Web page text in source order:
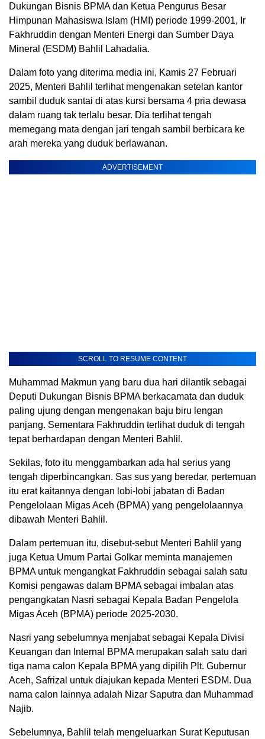
Dukungan Bisnis BPMA dan Ketua Pengurus Besar
Himpunan Mahasiswa Islam (HMI) periode 1999-2001, Ir
Fakhruddin dengan Menteri Energi dan Sumber Daya
Mineral (ESDM) Bahlil Lahadalia.
Dalam foto yang diterima media ini, Kamis 27 Februari
2025, Menteri Bahlil terlihat mengenakan setelan kantor
sambil duduk santai di atas kursi bersama 4 pria dewasa
dalam ruang tak terlalu besar. Dia terlihat tengah
memegang mata dengan jari tengah sambil berbicara ke
arah mereka yang duduk berlawanan.
ADVERTISEMENT
SCROLL TO RESUME CONTENT
Muhammad Makmun yang baru dua hari dilantik sebagai
Deputi Dukungan Bisnis BPMA berkacamata dan duduk
paling ujung dengan mengenakan baju biru lengan
panjang. Sementara Fakhruddin terlihat duduk di tengah
tepat berhardapan dengan Menteri Bahlil.
Sekilas, foto itu menggambarkan ada hal serius yang
tengah diperbincangkan. Sas sus yang beredar, pertemuan
itu erat kaitannya dengan lobi-lobi jabatan di Badan
Pengelolaan Migas Aceh (BPMA) yang pengelolaannya
dibawah Menteri Bahlil.
Dalam pertemuan itu, disebut-sebut Menteri Bahlil yang
juga Ketua Umum Partai Golkar meminta manajemen
BPMA untuk mengangkat Fakhruddin sebagai salah satu
Komisi pengawas dalam BPMA sebagai imbalan atas
pengangkatan Nasri sebagai Kepala Badan Pengelola
Migas Aceh (BPMA) periode 2025-2030.
Nasri yang sebelumnya menjabat sebagai Kepala Divisi
Keuangan dan Internal BPMA merupakan salah satu dari
tiga nama calon Kepala BPMA yang dipilih Plt. Gubernur
Aceh, Safrizal untuk diajukan kepada Menteri ESDM. Dua
nama calon lainnya adalah Nizar Saputra dan Muhammad
Najib.
Sebelumnya, Bahlil telah mengeluarkan Surat Keputusan